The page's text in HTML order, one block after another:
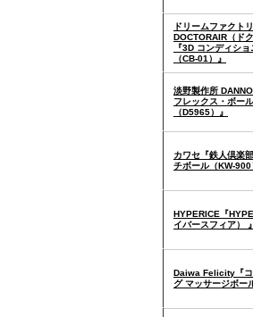
ドリームファクト
DOCTORAIR（ドク
『3D コンディシ
（CB-01）』
淡野製作所
フレックス・ボー
（D5965）』
カワセ『鉄人倶楽
チボール（KW-900
HYPERICE『
イバースフィア） 』
Daiwa Felicity『コ
グ マッサージボー